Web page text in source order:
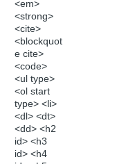
<em>
<strong>
<cite>
<blockquot
e cite>
<code>
<ul type>
<ol start
type> <li>
<dl> <dt>
<dd> <h2
id> <h3
id> <h4